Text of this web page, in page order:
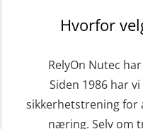
Pustelunge
inkl.
sivile
båt (HMOB)
STCW
32 t (MSE1031)
STCW Mann-
Hvorfor
RelyOn Nutec
Siden 1986 har
sikkerhetstrening for
næring. Selv om